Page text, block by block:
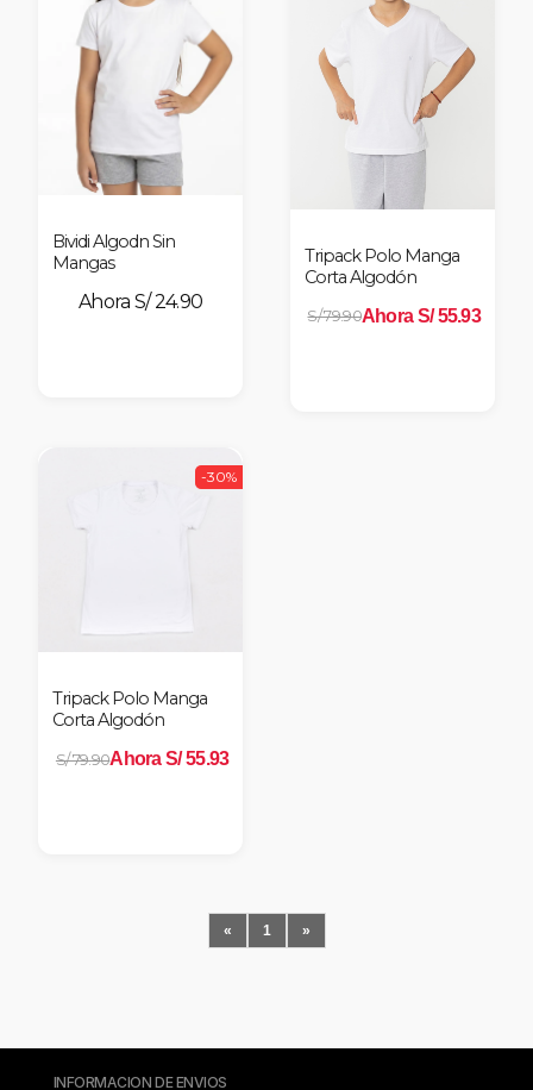
Bividi Algodn Sin
Mangas
S/ 24.90
Tripack Polo Manga
Corta Algodón
S/ 79.90Ahora S/ 55.93
-30%
Tripack Polo Manga
Corta Algodón
S/ 79.90Ahora S/ 55.93
« 1 »
INFORMACION DE ENVIOS